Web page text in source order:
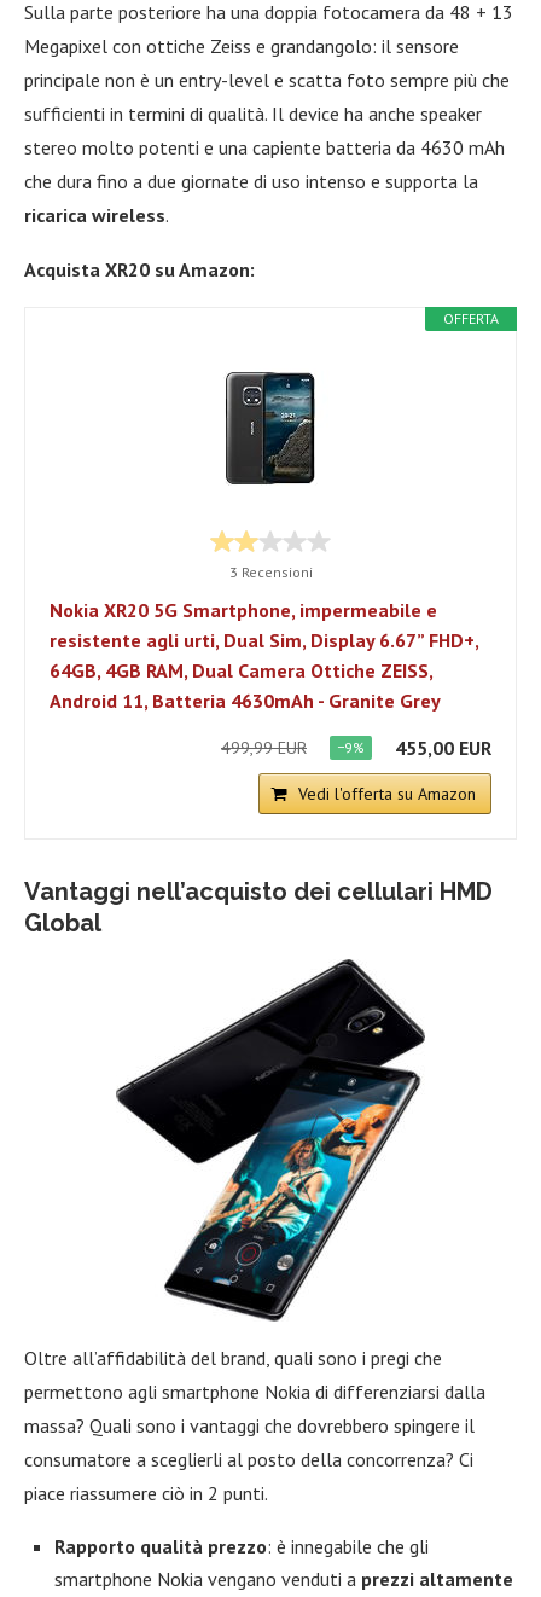
Sulla parte posteriore ha una doppia fotocamera da 48 + 13
Megapixel con ottiche Zeiss e grandangolo: il sensore
principale non è un entry-level e scatta foto sempre più che
sufficienti in termini di qualità. Il device ha anche speaker
stereo molto potenti e una capiente batteria da 4630 mAh
che dura fino a due giornate di uso intenso e supporta la
ricarica wireless.
Acquista XR20 su Amazon:
OFFERTA
3 Recensioni
Nokia XR20 5G Smartphone, impermeabile e
resistente agli urti, Dual Sim, Display 6.67” FHD+,
64GB, 4GB RAM, Dual Camera Ottiche ZEISS,
Android 11, Batteria 4630mAh - Granite Grey
499,99 EUR −9% 455,00 EUR
Vedi l'offerta su Amazon
Vantaggi nell’acquisto dei cellulari HMD
Global
Oltre all’affidabilità del brand, quali sono i pregi che
permettono agli smartphone Nokia di differenziarsi dalla
massa? Quali sono i vantaggi che dovrebbero spingere il
consumatore a sceglierli al posto della concorrenza? Ci
piace riassumere ciò in 2 punti.
Rapporto qualità prezzo: è innegabile che gli
smartphone Nokia vengano venduti a prezzi altamente